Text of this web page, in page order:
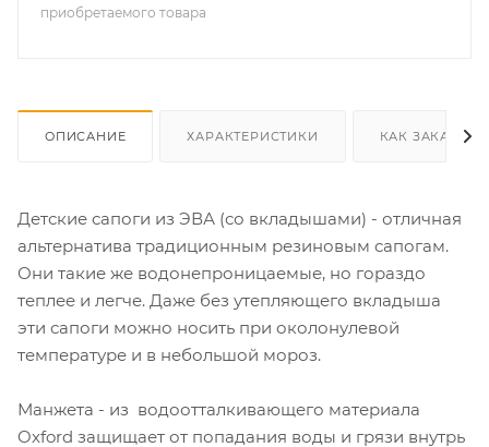
приобретаемого товара
ОПИСАНИЕ ХАРАКТЕРИСТИКИ КАК ЗАКАЗАТЬ
Детские сапоги из ЭВА (со вкладышами) - отличная
альтернатива традиционным резиновым сапогам.
Они такие же водонепроницаемые, но гораздо
теплее и легче. Даже без утепляющего вкладыша
эти сапоги можно носить при околонулевой
температуре и в небольшой мороз.
Манжета - из водоотталкивающего материала
Oxford защищает от попадания воды и грязи внутрь